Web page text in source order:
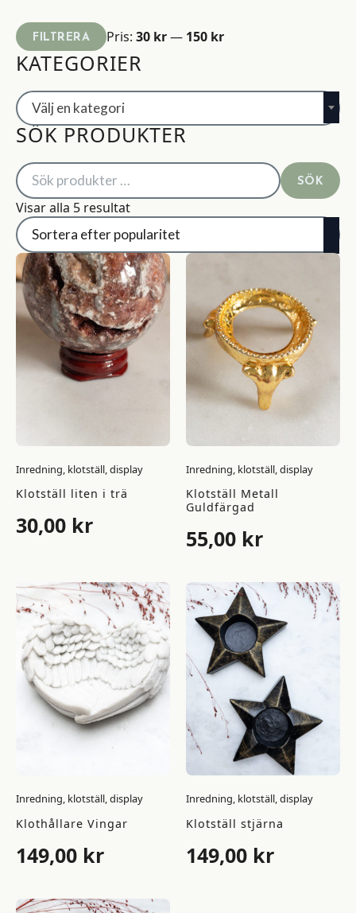
Min
pris
Max
pris
FILTRERA Pris: 30 kr— 150 kr
KATEGORIER
Välj en kategori
SÖK PRODUKTER
Sök
efter:
SÖK
Visar alla 5 resultatSortera
popularitet
Inredning, klotställ, display
Klotställ liten i trä
30,00 kr
Inredning, klotställ, display
Klotställ Metall
Guldfärgad
55,00 kr
Inredning, klotställ, display
Klothållare Vingar
149,00 kr
Inredning, klotställ, display
Klotställ stjärna
149,00 kr